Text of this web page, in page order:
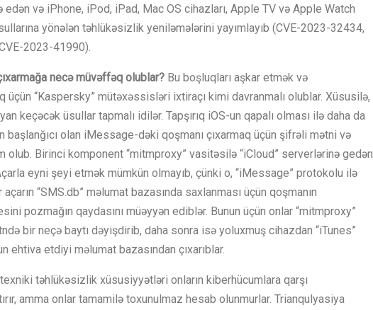
və iPhone, iPod, iPad, Mac OS cihazları, Apple TV və Apple Watch
yönələn təhlükəsizlik yeniləmələrini yayımlayıb (CVE-2023-32434,
2023-41990).
xarmağa necəmüvəffəq olublar? Bu boşluqları aşkar etmək və
üçün “Kaspersky” mütəxəssisləri ixtiraçı kimi davranmalı olublar. Xüsusilə,
keçəcək üsullar tapmalı idilər. Tapşırıq iOS-un qapalı olması ilə daha da
olan iMessage-dəki qoşmanı çıxarmaq üçün şifrəli mətni və
olub. Birinci komponent “mitmproxy” vasitəsilə “iCloud” serverlərinə gedən
eyni şeyi etmək mümkün olmayıb, çünki o, “iMessage” protokolu ilə
“SMS.db” məlumat bazasında saxlanması üçün qoşmanın
pozmağın qaydasını müəyyən ediblər. Bunun üçün onlar “mitmproxy”
bir neçə baytı dəyişdirib, daha sonra isə yoluxmuş cihazdan “iTunes”
ehtiva etdiyi məlumat bazasından çıxarıblar.
texniki təhlükəsizlik xüsusiyyətləri onların kiberhücumlara qarşı
amma onlar tamamilə toxunulmaz hesab olunmurlar. Trianqulyasiya